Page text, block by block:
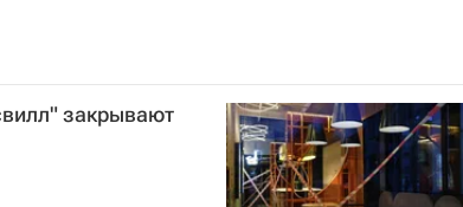
закрывают